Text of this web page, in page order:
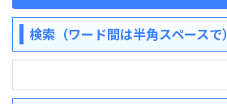
検索（ワード間は半角スペースで）